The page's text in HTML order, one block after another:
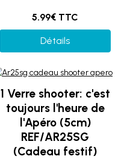
5.99€ TTC
Détails
1 Verre shooter: c'est
toujours l'heure de
l'Apéro (5cm)
REF/AR25SG
(Cadeau festif)